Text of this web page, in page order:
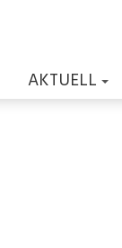
AKTUELL